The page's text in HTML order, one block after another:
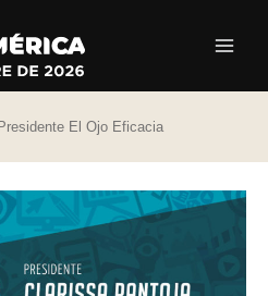
El Ojo Eficacia